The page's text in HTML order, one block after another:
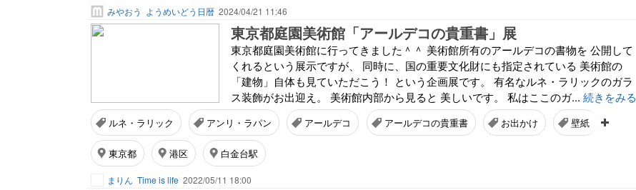
みやおう ようめいどう日暦 2024/04/21 11:46
東京都庭園美術館「アールデコの貴重書」展
東京都庭園美術館に行ってきました＾＾ 美術館所有のアールデコの書物を 公開して
くれるという展示ですが、 同時に、国の重要文化財にも指定されている 美術館の
「建物」自体も見ていただこう！ という企画展です。 有名なルネ・ラリックのガラ
ス装飾がお出迎え。 美術館内部から見ると 美しいです。 私はここのガ... 続きをみる
ルネ・ラリック アンリ・ラパン アールデコ アールデコの貴重書 お出かけ 壁紙
東京都 港区 白金台駅
まりん Time is life 2022/05/11 18:00